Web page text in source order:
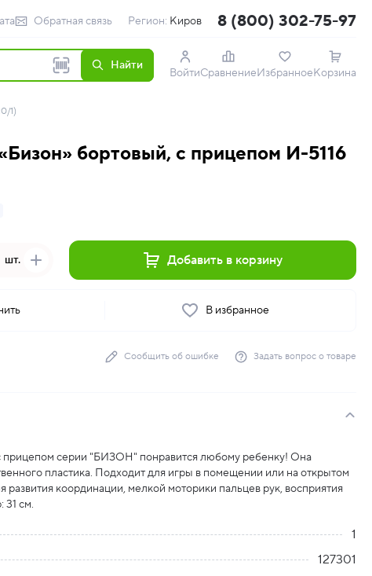
Обратная связь Регион: Киров 8 (800) 302-75-97
Найти
ВойтиСравнениеИзбранноеКорзина
1)
бортовый, с прицепом И-5116
шт. Добавить в корзину
В избранное
Сообщить об ошибке Задать вопрос о товаре
прицепом серии "БИЗОН" понравится любому ребенку! Она
пластика. Подходит для игры в помещении или на открытом
развития координации, мелкой моторики пальцев рук, восприятия
31 см.
1
127301